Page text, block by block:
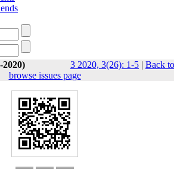
2020) 3 2020, 3(26): 1-5 | Back to
browse issues page